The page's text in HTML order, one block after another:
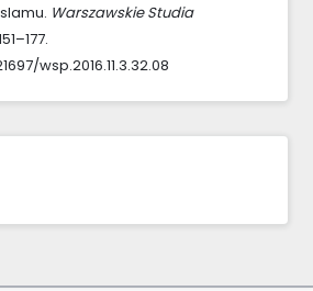
Warszawskie Studia
wsp.2016.11.3.32.08